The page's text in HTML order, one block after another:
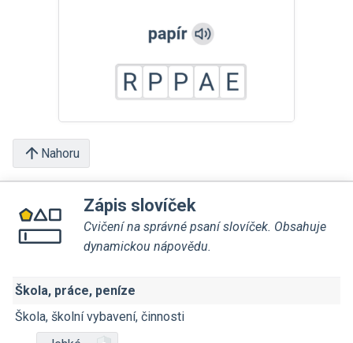
Nahoru
Zápis slovíček
Cvičení na správné psaní slovíček. Obsahuje
dynamickou nápovědu.
Škola, práce, peníze
Škola, školní vybavení, činnosti